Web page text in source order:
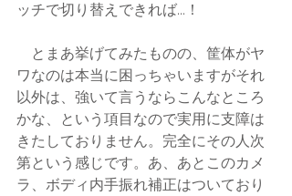
ッチで切り替えできれば...！
とまあ挙げてみたものの、筐体がヤ
ワなのは本当に困っちゃいますがそれ
以外は、強いて言うならこんなところ
かな、という項目なので実用に支障は
きたしておりません。完全にその人次
第という感じです。あ、あとこのカメ
ラ、ボディ内手振れ補正はついており